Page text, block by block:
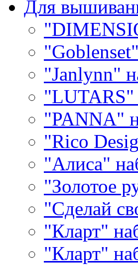
Для
"Janlynn"
"LUTARS"
"PANNA"
"Rico
"Алиса"
"Золотое
"Сделай
"Кларт"
"Кларт"